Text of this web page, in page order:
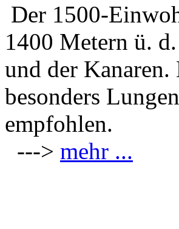
Der 1500-
1400 Metern ü.
und der
besonders
empfohlen.
---> mehr ...